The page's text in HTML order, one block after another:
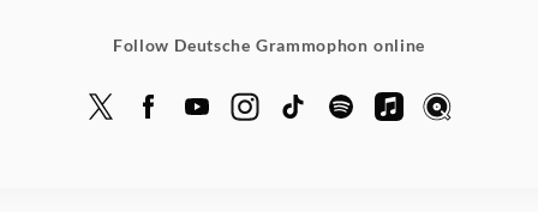
Follow Deutsche Grammophon online